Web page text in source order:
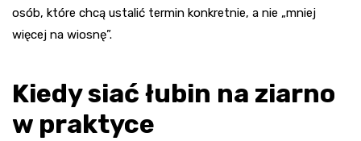
osób, które chcą ustalić termin konkretnie, a nie „mniej
więcej na wiosnę”.
Kiedy siać łubin na ziarno
w praktyce